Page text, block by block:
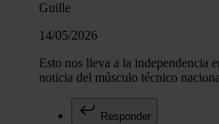
Guille
14/05/2026
Esto nos lleva a la independencia
noticia del músculo técnico
Responder